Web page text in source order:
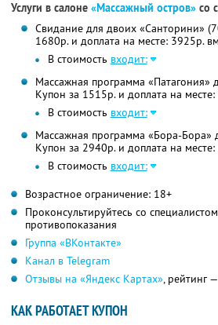
Услуги в салоне «Массажный остров» со
Свидание для двоих «Санторини»
1680р. и доплата на месте: 3925р.
В стоимость входит:
Массажная программа «Патагония»
Купон за 1515р. и доплата на
В стоимость входит:
Массажная программа «Бора-Бора»
Купон за 2940р. и доплата на
В стоимость входит:
Возрастное ограничение: 18+
Проконсультируйтесь со
противопоказания
Группа «ВКонтакте»
Канал в Telegram
Отзывы на «Яндекс Картах», рейтинг
КАК РАБОТАЕТ КУПОН